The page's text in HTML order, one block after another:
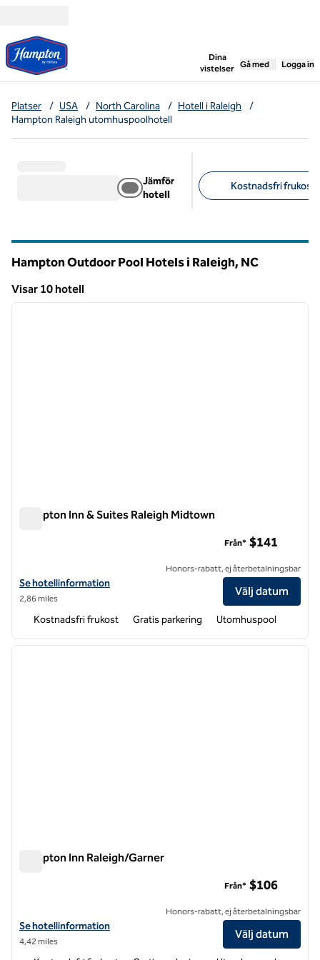
Dina
vistelser
,öppnar ny flik
Gå med Logga in
Platser / USA / North Carolina / Hotell i Raleigh
/
Hampton Raleigh utomhuspoolhotell
Jämför
hotell
Kostnadsfri frukost
Hampton Outdoor Pool Hotels i Raleigh, NC
Visar 10 hotell
Visar 10 hotell
1 av 12
nästa
Hampton Inn & Suites Raleigh Midtown
Visa hotelldetaljer för Hampton Inn & Suites Raleigh Midtown
Se hotellinformation
2,86 miles
Från* $141
Honors-rabatt, ej återbetalningsbar
Välj datum
Kostnadsfri frukost Gratis parkering Utomhuspool
1 av 12
nästa
Hampton Inn Raleigh/Garner
Visa hotelldetaljer för Hampton Inn Raleigh/Garner
Se hotellinformation
4,42 miles
Från* $106
Honors-rabatt, ej återbetalningsbar
Välj datum